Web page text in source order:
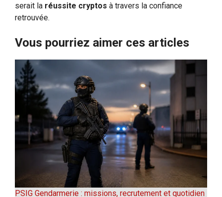
serait la réussite cryptos à travers la confiance
retrouvée.
Vous pourriez aimer ces articles
PSIG Gendarmerie : missions, recrutement et quotidien